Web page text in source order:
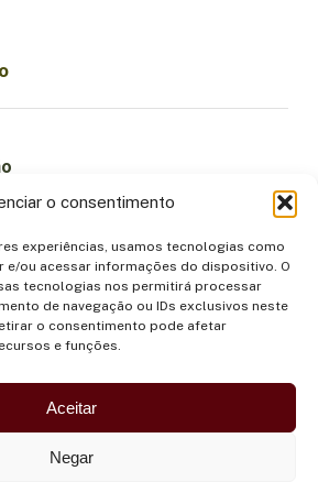
o consentimento
experiências, usamos tecnologias como
e/ou acessar informações do dispositivo. O
tecnologias nos permitirá processar
de navegação ou IDs exclusivos neste
o consentimento pode afetar
e funções.
Aceitar
Negar